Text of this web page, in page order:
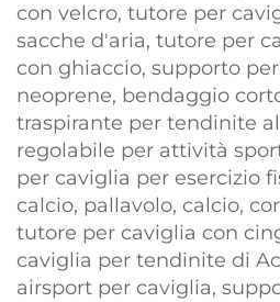
con velcro, tutore per
sacche d'aria, tutore per
con ghiaccio, supporto
neoprene, bendaggio
traspirante per tendinite
regolabile per attività
per caviglia per esercizio
calcio, pallavolo, calcio,
tutore per caviglia con
caviglia per tendinite di
airsport per caviglia,